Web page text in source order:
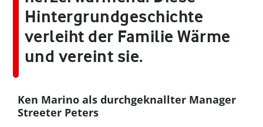
Hintergrundgeschichte
verleiht der Familie Wärme
und vereint sie.
Ken Marino als durchgeknallter Manager
Streeter Peters